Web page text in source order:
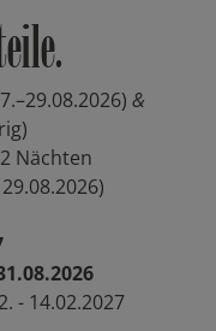
&
Nächten
- 14.02.2027